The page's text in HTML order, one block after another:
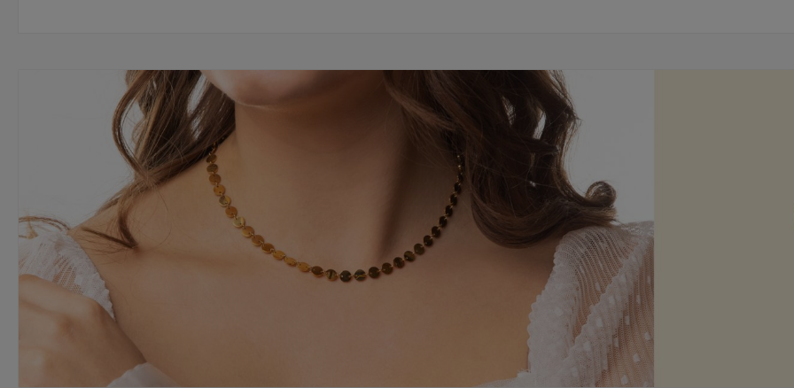
äußerst sorgfältig ausgearbeitet, geprüft und von
unserem Team ausgewählt.
unserem Team ausgewählt.